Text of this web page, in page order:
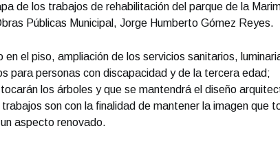
de los trabajos de rehabilitación del parque de la
Públicas Municipal, Jorge Humberto Gómez Reyes.
en el piso, ampliación de los servicios sanitarios,
para personas con discapacidad y de la tercera edad;
los árboles y que se mantendrá el diseño
son con la finalidad de mantener la imagen que
aspecto renovado.Portada Septiembre 30